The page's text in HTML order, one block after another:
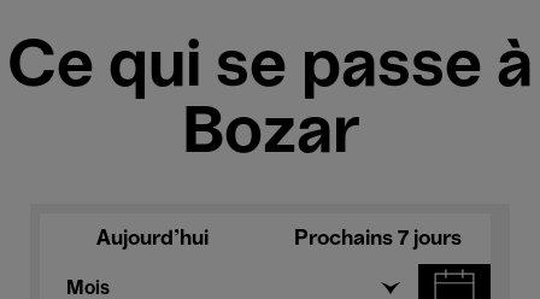
Ce qui se passe à
Bozar
Aujourd'hui Prochains 7 jours
Mois